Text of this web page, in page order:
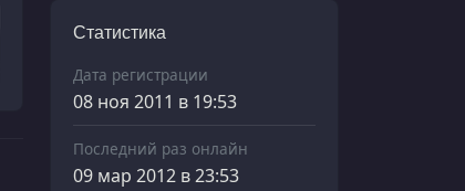
Статистика
Дата регистрации
08 ноя 2011 в 19:53
Последний раз онлайн
09 мар 2012 в 23:53